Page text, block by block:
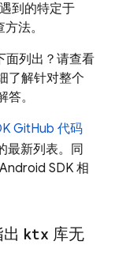
到的特定于
法。
面列出？请查看
了解针对整个
。
GitHub 代码
最新列表。同
SDK 相
ktx 库无